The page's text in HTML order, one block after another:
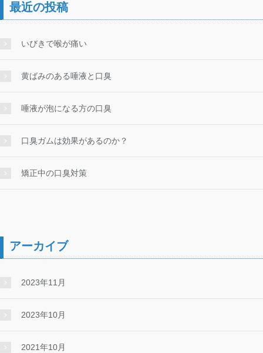
最近の投稿
いびきで喉が痛い
黄ばみのある唾液と口臭
唾液が泡になる方の口臭
口臭ガムは効果があるのか？
矯正中の口臭対策
アーカイブ
2023年11月
2023年10月
2021年10月